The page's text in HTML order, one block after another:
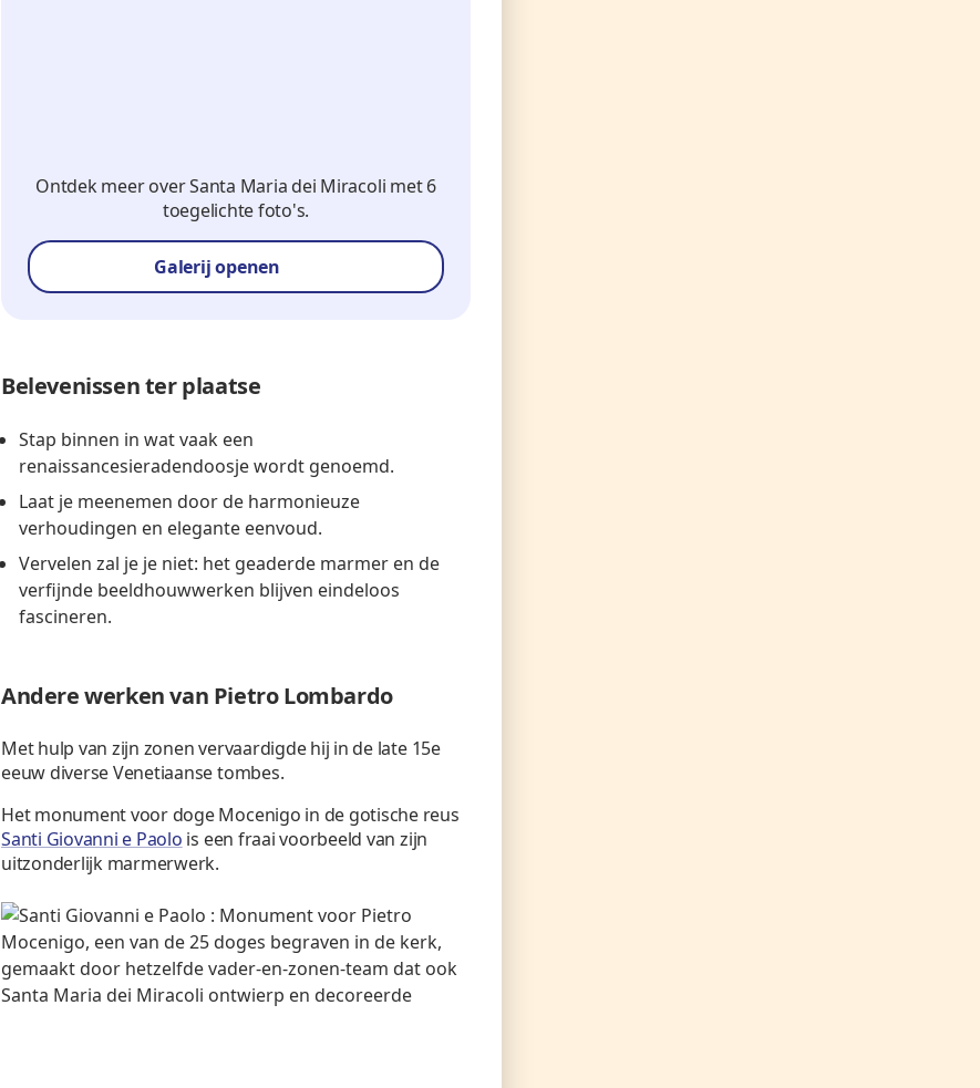
Ontdek meer over Santa Maria dei Miracoli met 6
toegelichte foto's.
Galerij openen
Belevenissen ter plaatse
Stap binnen in wat vaak een
renaissancesieradendoosje wordt genoemd.
Laat je meenemen door de harmonieuze
verhoudingen en elegante eenvoud.
Vervelen zal je je niet: het geaderde marmer en de
verfijnde beeldhouwwerken blijven eindeloos
fascineren.
Andere werken van Pietro Lombardo
Met hulp van zijn zonen vervaardigde hij in de late 15e
eeuw diverse Venetiaanse tombes.
Het monument voor doge Mocenigo in de gotische reus
Santi Giovanni e Paolo is een fraai voorbeeld van zijn
uitzonderlijk marmerwerk.